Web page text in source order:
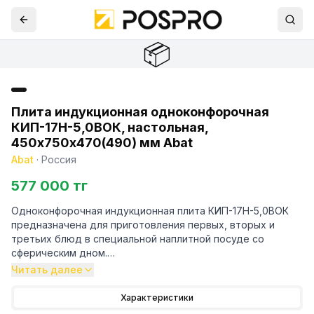
📦
Плита индукционная одноконфорочная
КИП-17Н-5,0ВОК, настольная,
450х750х470(490) мм Abat
Abat · Россия
577 000 тг
Одноконфорочная индукционная плита КИП-17Н-5,0ВОК
предназначена для приготовления первых, вторых и
третьих блюд в специальной наплитной посуде со
сферическим дном.
Читать далее
Характеристики